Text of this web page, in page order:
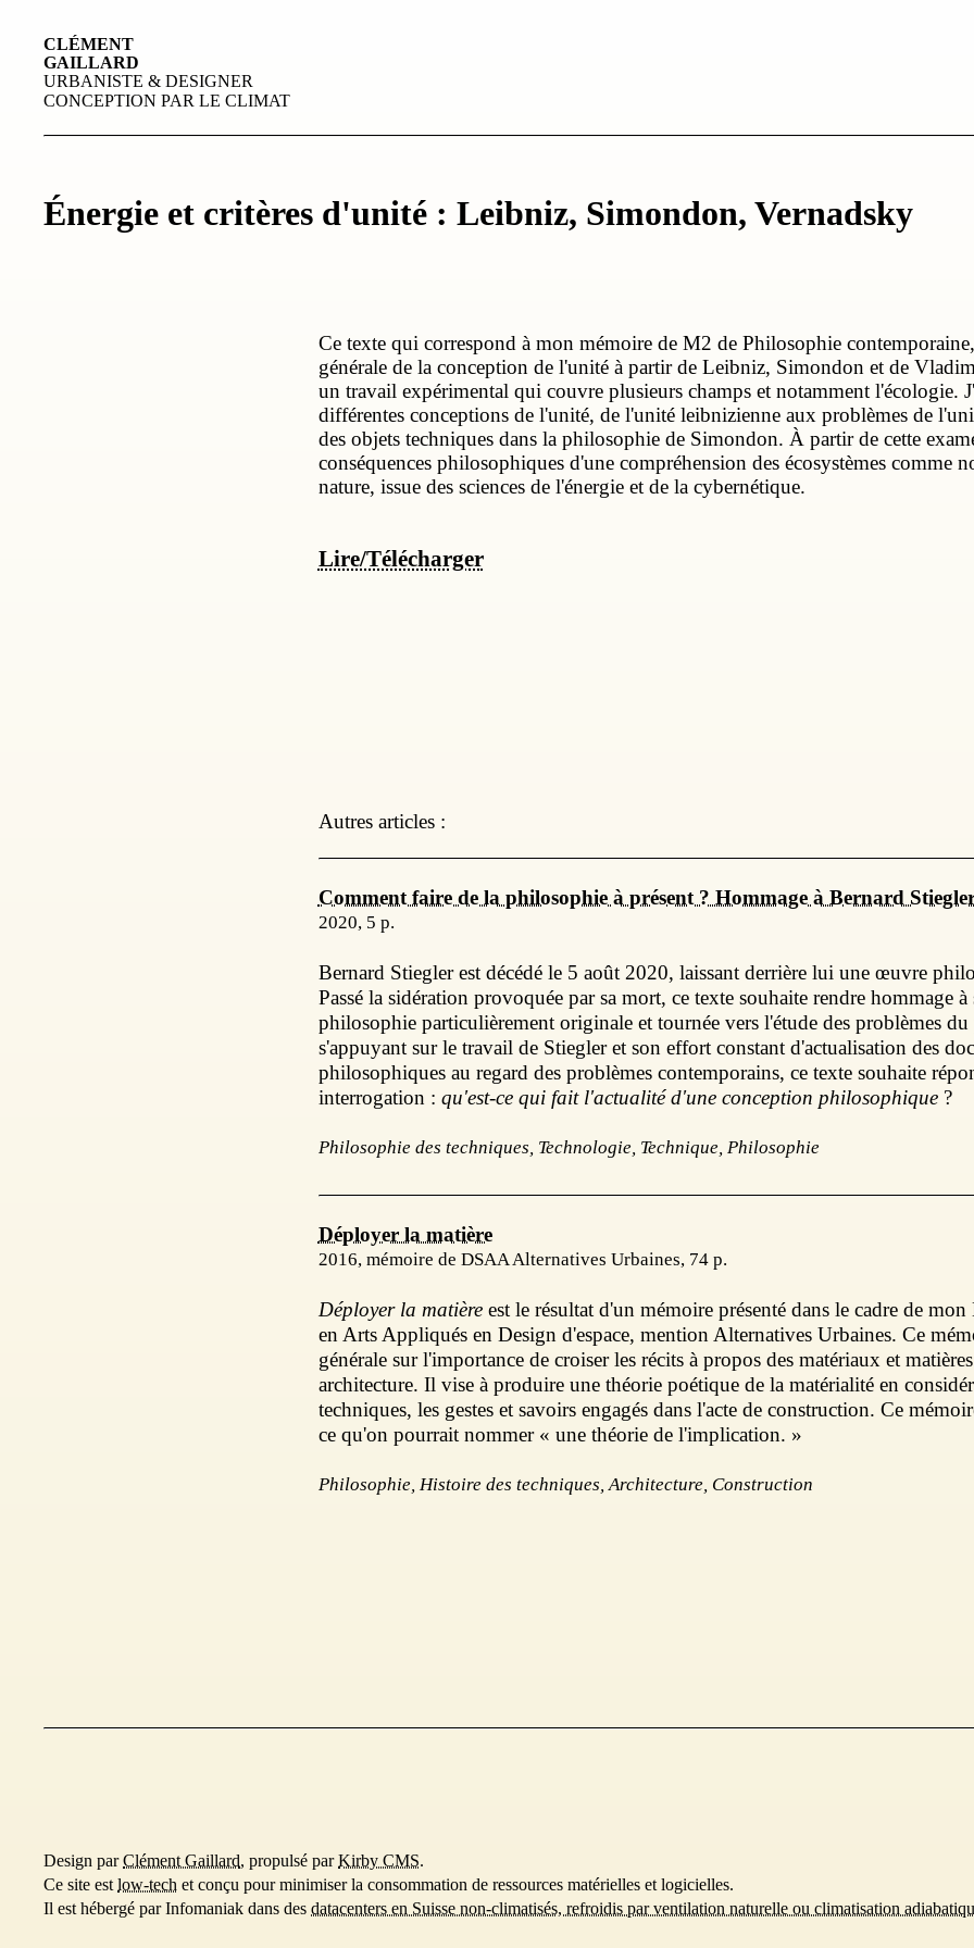
CLÉMENT
GAILLARD
URBANISTE & DESIGNER
CONCEPTION PAR LE CLIMAT
Énergie et critères d'unité : Leibniz, Simondon, Vernadsky
Ce texte qui correspond à mon mémoire de M2 de Philosophie
générale de la conception de l'unité à partir de Leibniz, Simondon et de
un travail expérimental qui couvre plusieurs champs et notamment l'écologie.
différentes conceptions de l'unité, de l'unité leibnizienne aux problèmes de
des objets techniques dans la philosophie de Simondon. À partir de cette
conséquences philosophiques d'une compréhension des écosystèmes comme
nature, issue des sciences de l'énergie et de la cybernétique.
Lire/Télécharger
Autres articles :
Comment faire de la philosophie à présent ? Hommage à Bernard
2020, 5 p.
Bernard Stiegler est décédé le 5 août 2020, laissant derrière lui une œuvre
Passé la sidération provoquée par sa mort, ce texte souhaite rendre hommage
philosophie particulièrement originale et tournée vers l'étude des problèmes du
s'appuyant sur le travail de Stiegler et son effort constant d'actualisation des
philosophiques au regard des problèmes contemporains, ce texte souhaite
interrogation : qu'est-ce qui fait l'actualité d'une conception philosophique?
Philosophie des techniques, Technologie, Technique, Philosophie
Déployer la matière
2016, mémoire de DSAA Alternatives Urbaines, 74 p.
Déployer la matièreest le résultat d'un mémoire présenté dans le cadre de
en Arts Appliqués en Design d'espace, mention Alternatives Urbaines. Ce
générale sur l'importance de croiser les récits à propos des matériaux et
architecture. Il vise à produire une théorie poétique de la matérialité en
techniques, les gestes et savoirs engagés dans l'acte de construction. Ce
ce qu'on pourrait nommer « une théorie de l'implication. »
Philosophie, Histoire des techniques, Architecture, Construction
Design parClément Gaillard, propulsé parKirby CMS.
Ce site estlow-tech et conçu pour minimiser la consommation de ressources matérielles et logicielles.
Il est hébergé par Infomaniak dans desdatacenters en Suisse non-climatisés, refroidis par ventilation naturelle ou climatisation